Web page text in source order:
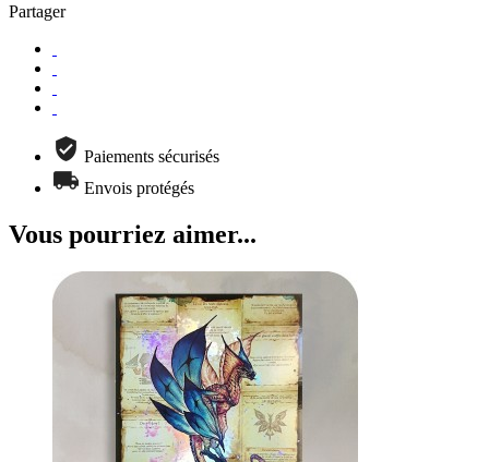
Partager
Paiements sécurisés
Envois protégés
Vous pourriez aimer...